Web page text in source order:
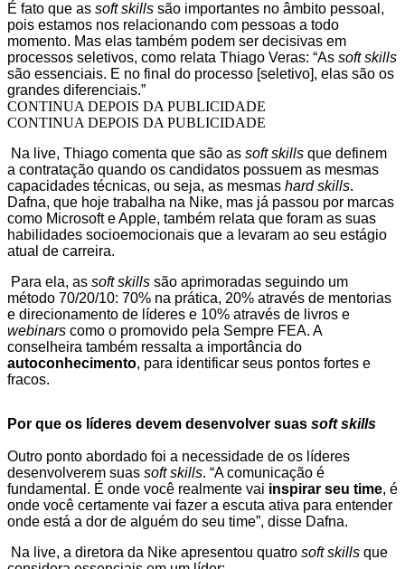
É fato que as soft skills são importantes no âmbito pessoal,
pois estamos nos relacionando com pessoas a todo
momento. Mas elas também podem ser decisivas em
processos seletivos, como relata Thiago Veras: “As soft skills
são essenciais. E no final do processo [seletivo], elas são os
grandes diferenciais.”
CONTINUA DEPOIS DA PUBLICIDADE
CONTINUA DEPOIS DA PUBLICIDADE
Na live, Thiago comenta que são as soft skills que definem
a contratação quando os candidatos possuem as mesmas
capacidades técnicas, ou seja, as mesmas hard skills.
Dafna, que hoje trabalha na Nike, mas já passou por marcas
como Microsoft e Apple, também relata que foram as suas
habilidades socioemocionais que a levaram ao seu estágio
atual de carreira.
Para ela, as soft skills são aprimoradas seguindo um
método 70/20/10: 70% na prática, 20% através de mentorias
e direcionamento de líderes e 10% através de livros e
webinars como o promovido pela Sempre FEA. A
conselheira também ressalta a importância do
autoconhecimento, para identificar seus pontos fortes e
fracos.
Por que os líderes devem desenvolver suas soft skills
Outro ponto abordado foi a necessidade de os líderes
desenvolverem suas soft skills. “A comunicação é
fundamental. É onde você realmente vai inspirar seu time, é
onde você certamente vai fazer a escuta ativa para entender
onde está a dor de alguém do seu time”, disse Dafna.
Na live, a diretora da Nike apresentou quatro soft skills que